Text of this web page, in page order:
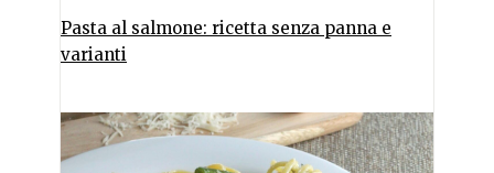
Pasta al salmone: ricetta senza panna e
varianti